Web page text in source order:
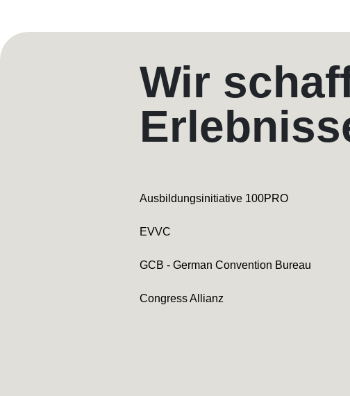
Wir
Ausbildungsinitiative 100PRO
EVVC
GCB - German Convention Bureau
Congress Allianz